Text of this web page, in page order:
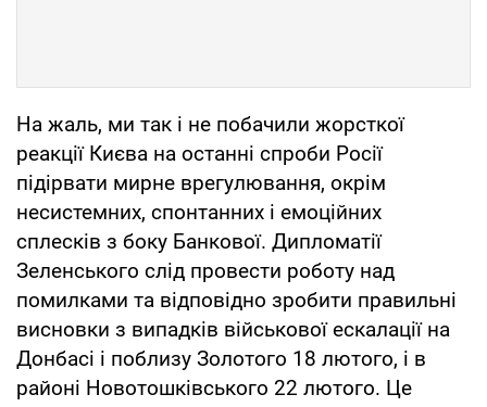
На жаль, ми так і не побачили жорсткої
реакції Києва на останні спроби Росії
підірвати мирне врегулювання, окрім
несистемних, спонтанних і емоційних
сплесків з боку Банкової. Дипломатії
Зеленського слід провести роботу над
помилками та відповідно зробити правильні
висновки з випадків військової ескалації на
Донбасі і поблизу Золотого 18 лютого, і в
районі Новотошківського 22 лютого. Це